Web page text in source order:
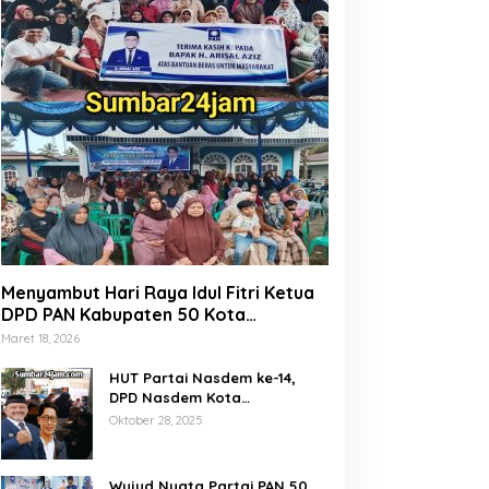
Menyambut Hari Raya Idul Fitri Ketua
DPD PAN Kabupaten 50 Kota
Marsanova Andesra, Salurkan Empat
Miskin
Maret 18, 2026
HUT Partai Nasdem ke-14,
DPD Nasdem Kota
Payakumbuh Gelar Donor
Oktober 28, 2025